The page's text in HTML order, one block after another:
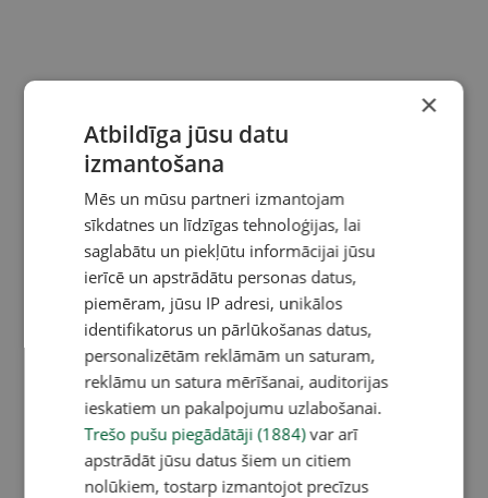
×
Atbildīga jūsu datu
izmantošana
Mēs un mūsu partneri izmantojam
sīkdatnes un līdzīgas tehnoloģijas, lai
saglabātu un piekļūtu informācijai jūsu
ierīcē un apstrādātu personas datus,
piemēram, jūsu IP adresi, unikālos
identifikatorus un pārlūkošanas datus,
personalizētām reklāmām un saturam,
reklāmu un satura mērīšanai, auditorijas
ieskatiem un pakalpojumu uzlabošanai.
Trešo pušu piegādātāji (1884)var arī
apstrādāt jūsu datus šiem un citiem
nolūkiem, tostarp izmantojot precīzus